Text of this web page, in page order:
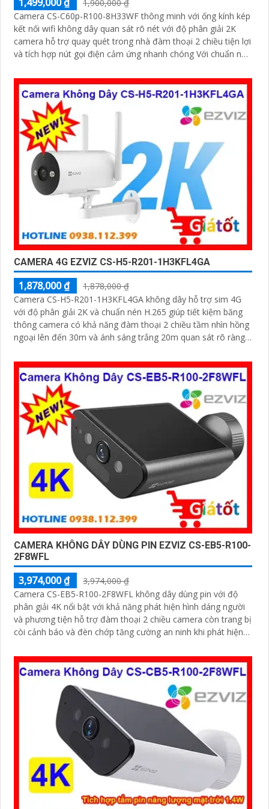
1,900,000 ₫
Camera CS-C60p-R100-8H33WF thông minh với ống kính kép
kết nối wifi không dây quan sát rõ nét với độ phân giải 2K
camera hỗ trợ quay quét trong nhà đàm thoại 2 chiều tiện lợi
và tích hợp nút gọi điện cảm ứng nhanh chóng Với chuẩn nén
trữ hiệu quả
CAMERA 4G EZVIZ CS-H5-R201-1H3KFL4GA
1,878,000 ₫
1,878,000 ₫
Camera CS-H5-R201-1H3KFL4GA không dây hỗ trợ sim 4G
với độ phân giải 2K và chuẩn nén H.265 giúp tiết kiệm băng
thông camera có khả năng đàm thoại 2 chiều tầm nhìn hồng
ngoại lên đến 30m và ánh sáng trắng 20m quan sát rõ ràng
năng phát hiện thông minh và cảnh báo bằng còi và đèn
chớp phù hợp cho công trình kho hàng, nhà xưởng công trình
CAMERA KHÔNG DÂY DÙNG PIN EZVIZ CS-EB5-R100-
2F8WFL
3,974,000 ₫
3,974,000 ₫
Camera CS-EB5-R100-2F8WFL không dây dùng pin với độ
phân giải 4K nổi bật với khả năng phát hiện hình dáng người
và phương tiện hỗ trợ đàm thoại 2 chiều camera còn trang bị
còi cảnh báo và đèn chớp tăng cường an ninh khi phát hiện
và pin sạc đạt chuẩn IP65 chống nước và bụi giúp hoạt động
bền bỉ trong mọi điều kiện thời tiết.